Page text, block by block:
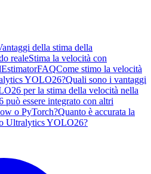
della stima della
realeStima la velocità con
FAQCome stimo la velocità
YOLO26?Quali sono i vantaggi
per la stima della velocità nella
essere integrato con altri
o PyTorch?Quanto è accurata la
Ultralytics YOLO26?